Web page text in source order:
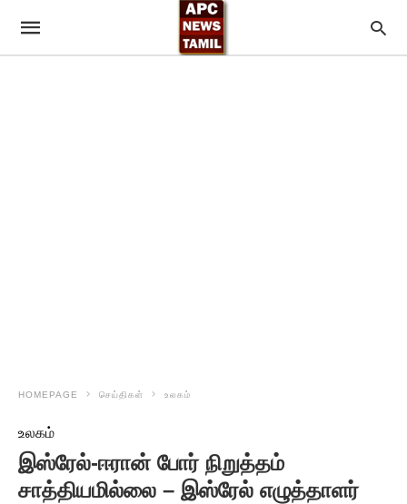
HOMEPAGE செய்திகள் உலகம்
உலகம்
இஸ்ரேல்-ஈரான் போர் நிறுத்தம்
சாத்தியமில்லை – இஸ்ரேல் எழுத்தாளர்